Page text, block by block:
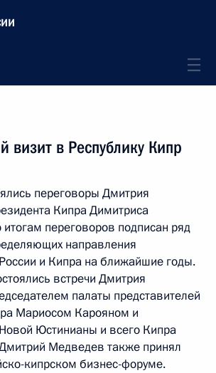
визит в Республику Кипр
переговоры Дмитрия
Кипра Димитриса
переговоров подписан ряд
направления
и Кипра на ближайшие годы.
встречи Дмитрия
палаты представителей
Мариосом Карояном и
Юстинианы и всего Кипра
Медведев также принял
кипрском бизнес-форуме.